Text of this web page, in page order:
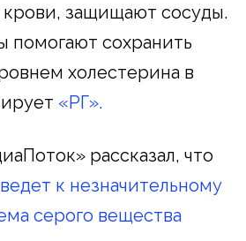
защищают сосуды.
помогают сохранить
холестерина в
«РГ».
рассказал, что
к незначительному
серого вещества